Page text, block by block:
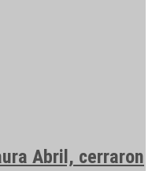
Abril, cerraron